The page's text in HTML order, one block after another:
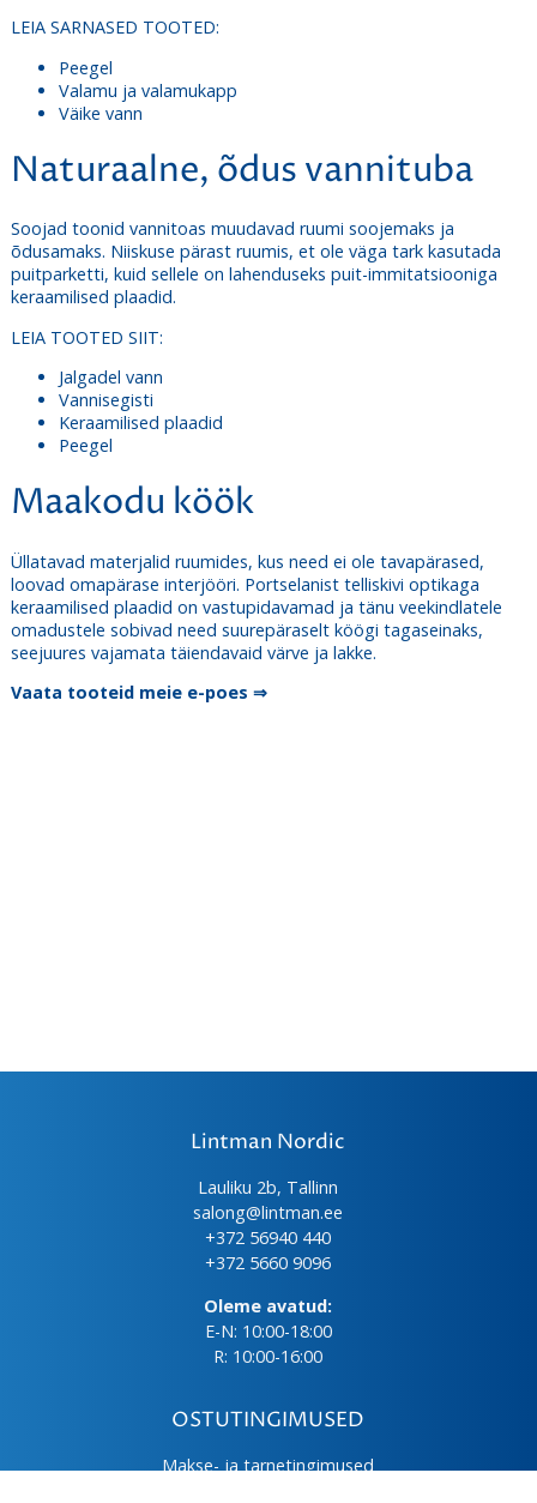
LEIA SARNASED TOOTED:
Peegel
Valamu ja valamukapp
Väike vann
Naturaalne, õdus vannituba
Soojad toonid vannitoas muudavad ruumi soojemaks ja
õdusamaks. Niiskuse pärast ruumis, et ole väga tark kasutada
puitparketti, kuid sellele on lahenduseks puit-immitatsiooniga
keraamilised plaadid.
LEIA TOOTED SIIT:
Jalgadel vann
Vannisegisti
Keraamilised plaadid
Peegel
Maakodu köök
Üllatavad materjalid ruumides, kus need ei ole tavapärased,
loovad omapärase interjööri. Portselanist telliskivi optikaga
keraamilised plaadid on vastupidavamad ja tänu veekindlatele
omadustele sobivad need suurepäraselt köögi tagaseinaks,
seejuures vajamata täiendavaid värve ja lakke.
Vaata tooteid meie e-poes ⇒
Lintman Nordic
Lauliku 2b, Tallinn
salong@lintman.ee
+372 56940 440
+372 5660 9096
Oleme avatud:
E-N: 10:00-18:00
R: 10:00-16:00
OSTUTINGIMUSED
Makse- ja tarnetingimused